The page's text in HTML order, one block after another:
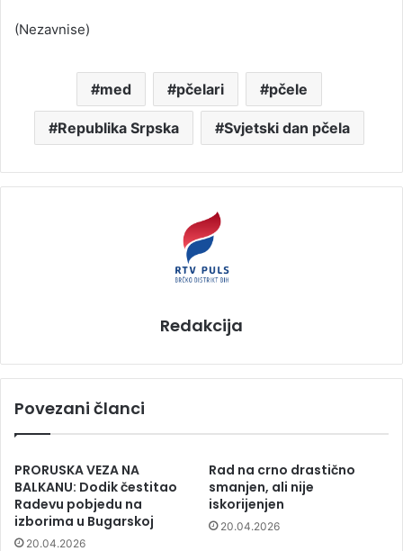
(Nezavnise)
med pčelari pčele
Republika Srpska Svjetski dan pčela
Redakcija
Povezani članci
PRORUSKA VEZA NA
BALKANU: Dodik čestitao
Radevu pobjedu na
izborima u Bugarskoj
20.04.2026
Rad na crno drastično
smanjen, ali nije
iskorijenjen
20.04.2026